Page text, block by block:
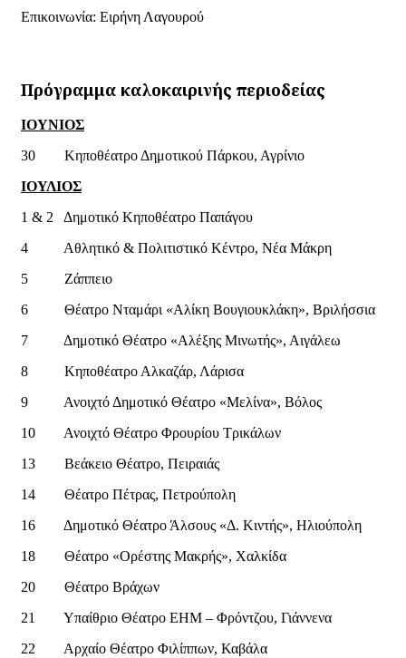
Επικοινωνία: Ειρήνη Λαγουρού
Πρόγραμμα καλοκαιρινής περιοδείας
ΙΟΥΝΙΟΣ
30 Κηποθέατρο Δημοτικού Πάρκου, Αγρίνιο
ΙΟΥΛΙΟΣ
1 & 2 Δημοτικό Κηποθέατρο Παπάγου
4 Αθλητικό & Πολιτιστικό Κέντρο, Νέα Μάκρη
5 Ζάππειο
6 Θέατρο Νταμάρι «Αλίκη Βουγιουκλάκη», Βριλήσσια
7 Δημοτικό Θέατρο «Αλέξης Μινωτής», Αιγάλεω
8 Κηποθέατρο Αλκαζάρ, Λάρισα
9 Ανοιχτό Δημοτικό Θέατρο «Μελίνα», Βόλος
10 Ανοιχτό Θέατρο Φρουρίου Τρικάλων
13 Βεάκειο Θέατρο, Πειραιάς
14 Θέατρο Πέτρας, Πετρούπολη
16 Δημοτικό Θέατρο Άλσους «Δ. Κιντής», Ηλιούπολη
18 Θέατρο «Ορέστης Μακρής», Χαλκίδα
20 Θέατρο Βράχων
21 Υπαίθριο Θέατρο ΕΗΜ – Φρόντζου, Γιάννενα
22 Αρχαίο Θέατρο Φιλίππων, Καβάλα